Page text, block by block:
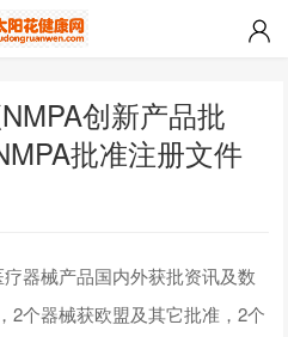
创新产品批
批准注册文件
器械产品国内外获批资讯及数
2个器械获欧盟及其它批准，2个